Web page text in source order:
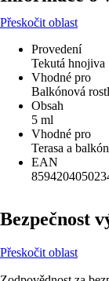
Přeskočit oblast
Provedení
Tekutá hnojiva
Vhodné pro
Balkónová
Obsah
5 ml
Vhodné pro
Terasa a
EAN
Bezpečnost
Přeskočit oblast